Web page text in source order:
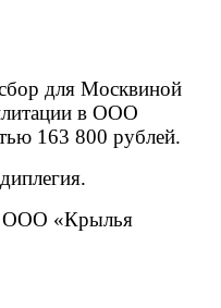
для Москвиной
в ООО
163 800 рублей.
ООО «Крылья